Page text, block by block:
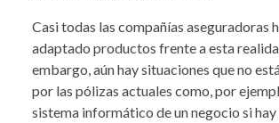
Casi todas las compañías aseguradoras
adaptado productos frente a esta
embargo, aún hay situaciones que no
por las pólizas actuales como, por
sistema informático de un negocio si hay